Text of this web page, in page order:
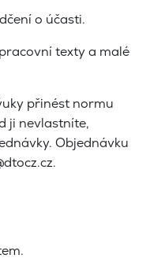
o účasti.
texty a malé
přinést normu
ji nevlastníte,
Objednávku